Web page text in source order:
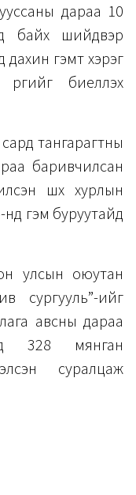
дараа 10
байх шийдвэр
дахин гэмт хэрэг
биелүүлэх
сард тангарагтны
баривчилсан
шүүх хурлын
нд гэм буруутайд
улсын оюутан
сургууль”-ийг
авсны дараа
328 мянган
суралцаж